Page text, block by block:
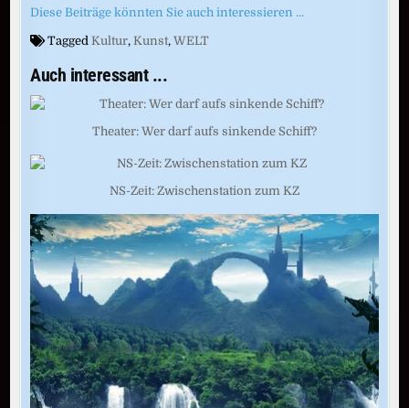
Diese Beiträge könnten Sie auch interessieren …
Tagged Kultur, Kunst,WELT
Auch interessant ...
Theater: Wer darf aufs sinkende Schiff?
NS-Zeit: Zwischenstation zum KZ